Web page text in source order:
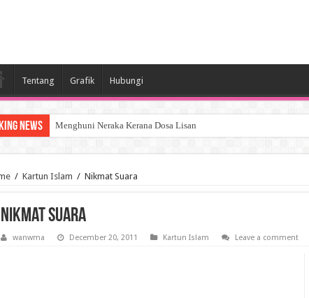
Tentang Grafik Hubungi
News Menghuni Neraka Kerana Dosa Lisan
SYURGA SEORANG ISTERI
/ Kartun Islam / Nikmat Suara
Nikmat Suara
wanwma December 20, 2011 Kartun Islam Leave a comment